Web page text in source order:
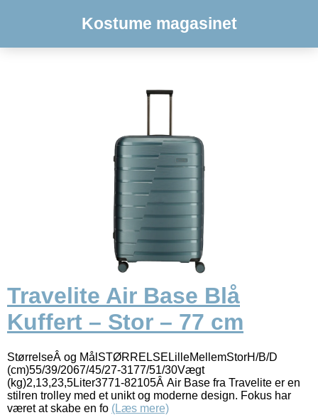
Kostume magasinet
Travelite Air Base Blå
Kuffert – Stor – 77 cm
StørrelseÂ og MålSTØRRELSELilleMellemStorH/B/D
(cm)55/39/2067/45/27-3177/51/30Vægt
(kg)2,13,23,5Liter3771-82105Â Air Base fra Travelite er en
stilren trolley med et unikt og moderne design. Fokus har
været at skabe en fo (Læs mere)